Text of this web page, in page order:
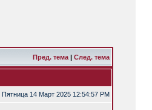
Пред. тема | След. тема
Пятница 14 Март 2025 12:54:57 PM